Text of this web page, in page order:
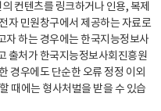
컨텐츠를 링크하거나 인용, 복제
자 민원창구에서 제공하는 자료로
자 하는 경우에는 한국지능정보사
출처가 한국지능정보사회진흥원
경우에도 단순한 오류 정정 이외
때에는 형사처벌을 받을 수 있습